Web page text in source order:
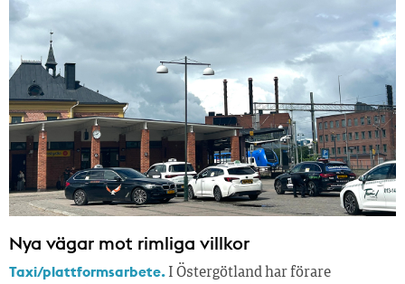
Nya vägar mot rimliga villkor
Taxi/plattformsarbete. I Östergötland har förare